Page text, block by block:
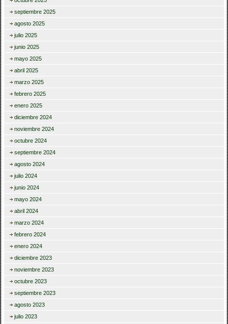
septiembre 2025
agosto 2025
julio 2025
junio 2025
mayo 2025
abril 2025
marzo 2025
febrero 2025
enero 2025
diciembre 2024
noviembre 2024
octubre 2024
septiembre 2024
agosto 2024
julio 2024
junio 2024
mayo 2024
abril 2024
marzo 2024
febrero 2024
enero 2024
diciembre 2023
noviembre 2023
octubre 2023
septiembre 2023
agosto 2023
julio 2023